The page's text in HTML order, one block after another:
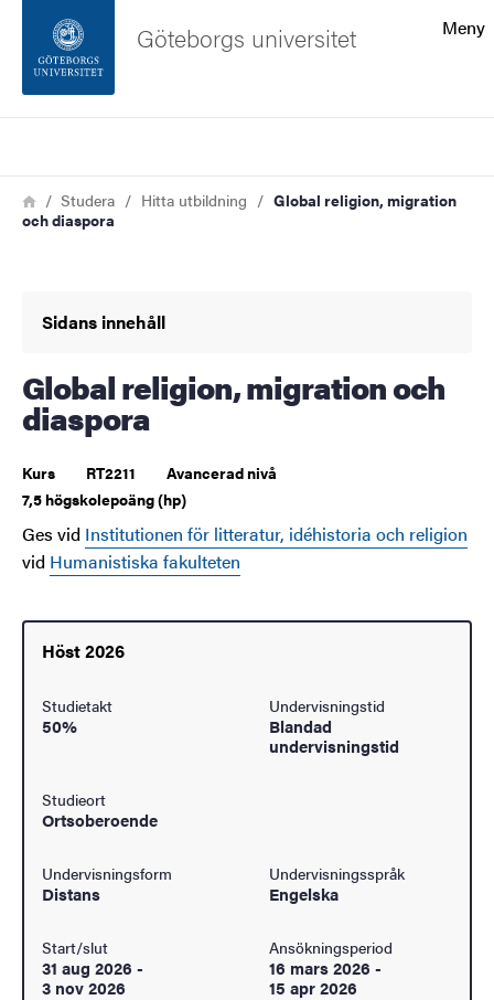
Sidfoten
Om webbplatsen
Meny
Göteborgs universitet
Länkstig
HemStudera Hitta utbildning
Global religion, migration
och diaspora
Sidans innehåll
Global religion, migration och
diaspora
Kurs RT2211
Avancerad nivå
7,5 högskolepoäng (hp)
Ges vid Institutionen för litteratur, idéhistoria och religion
vid Humanistiska fakulteten
Höst 2026
Studietakt
50%
Undervisningstid
Blandad
undervisningstid
Studieort
Ortsoberoende
Undervisningsform
Distans
Undervisningsspråk
Engelska
Start/slut
31 aug 2026 -
3 nov 2026
Ansökningsperiod
16 mars 2026 -
15 apr 2026